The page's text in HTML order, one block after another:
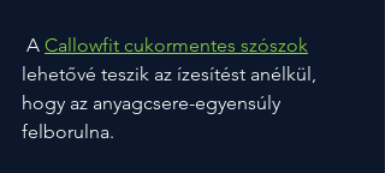
A Callowfit cukormentes szószok
lehetővé teszik az ízesítést anélkül,
hogy az anyagcsere-egyensúly
felborulna.